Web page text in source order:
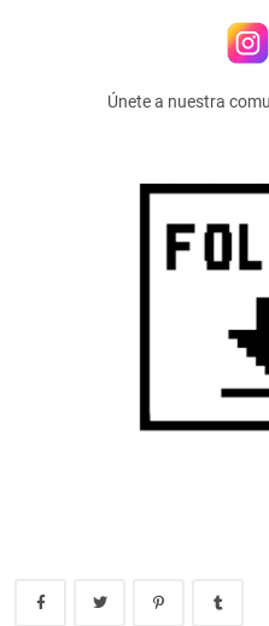
Únete a nuestra